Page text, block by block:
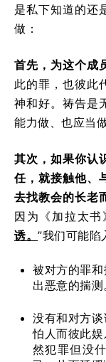
是私下知道的还
做：
首先，为这个成
此的罪，也彼此
神和好。祷告是
能力做、也应当
其次，如果你认
任，就接触他、
去找教会的长老
因为《加拉太书
诱。 ”我们可能陷
被对方的罪
出恶意的揣测
没有和对方
怕人而彼此
然犯罪但没